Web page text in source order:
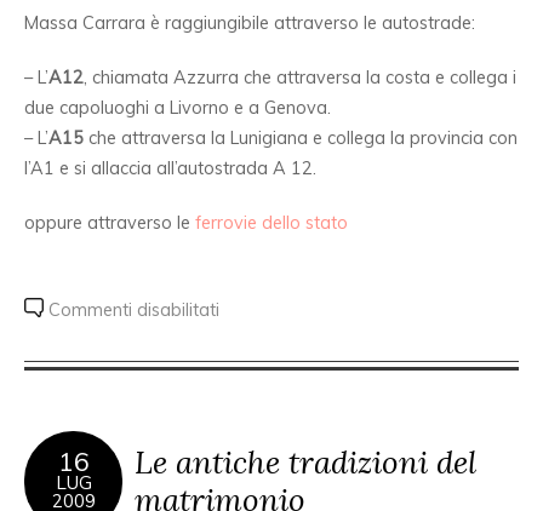
Massa Carrara è raggiungibile attraverso le autostrade:
– L’A12 , chiamata Azzurra che attraversa la costa e collega i
due capoluoghi a Livorno e a Genova.
– L’A15 che attraversa la Lunigiana e collega la provincia con
l’A1 e si allaccia all’autostrada A 12.
oppure attraverso le ferrovie dello stato
Commenti disabilitati
16
LUG
2009
Le antiche tradizioni del
matrimonio